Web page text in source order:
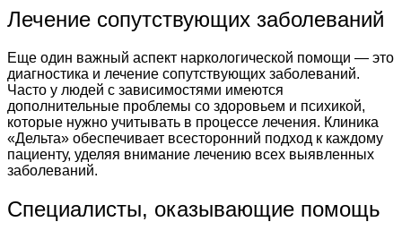
Лечение сопутствующих заболеваний
Еще один важный аспект наркологической помощи — это
диагностика и лечение сопутствующих заболеваний.
Часто у людей с зависимостями имеются
дополнительные проблемы со здоровьем и психикой,
которые нужно учитывать в процессе лечения. Клиника
«Дельта» обеспечивает всесторонний подход к каждому
пациенту, уделяя внимание лечению всех выявленных
заболеваний.
Специалисты, оказывающие помощь